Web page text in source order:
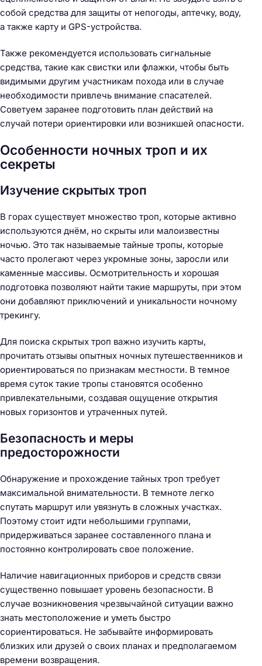
собой средства для защиты от непогоды, аптечку, воду,
а также карту и GPS-устройства.
Также рекомендуется использовать сигнальные
средства, такие как свистки или флажки, чтобы быть
видимыми другим участникам похода или в случае
необходимости привлечь внимание спасателей.
Советуем заранее подготовить план действий на
случай потери ориентировки или возникшей опасности.
Особенности ночных троп и их
секреты
Изучение скрытых троп
В горах существует множество троп, которые активно
используются днём, но скрыты или малоизвестны
ночью. Это так называемые тайные тропы, которые
часто пролегают через укромные зоны, заросли или
каменные массивы. Осмотрительность и хорошая
подготовка позволяют найти такие маршруты, при этом
они добавляют приключений и уникальности ночному
трекингу.
Для поиска скрытых троп важно изучить карты,
прочитать отзывы опытных ночных путешественников и
ориентироваться по признакам местности. В темное
время суток такие тропы становятся особенно
привлекательными, создавая ощущение открытия
новых горизонтов и утраченных путей.
Безопасность и меры
предосторожности
Обнаружение и прохождение тайных троп требует
максимальной внимательности. В темноте легко
спутать маршрут или увязнуть в сложных участках.
Поэтому стоит идти небольшими группами,
придерживаться заранее составленного плана и
постоянно контролировать свое положение.
Наличие навигационных приборов и средств связи
существенно повышает уровень безопасности. В
случае возникновения чрезвычайной ситуации важно
знать местоположение и уметь быстро
сориентироваться. Не забывайте информировать
близких или друзей о своих планах и предполагаемом
времени возвращения.